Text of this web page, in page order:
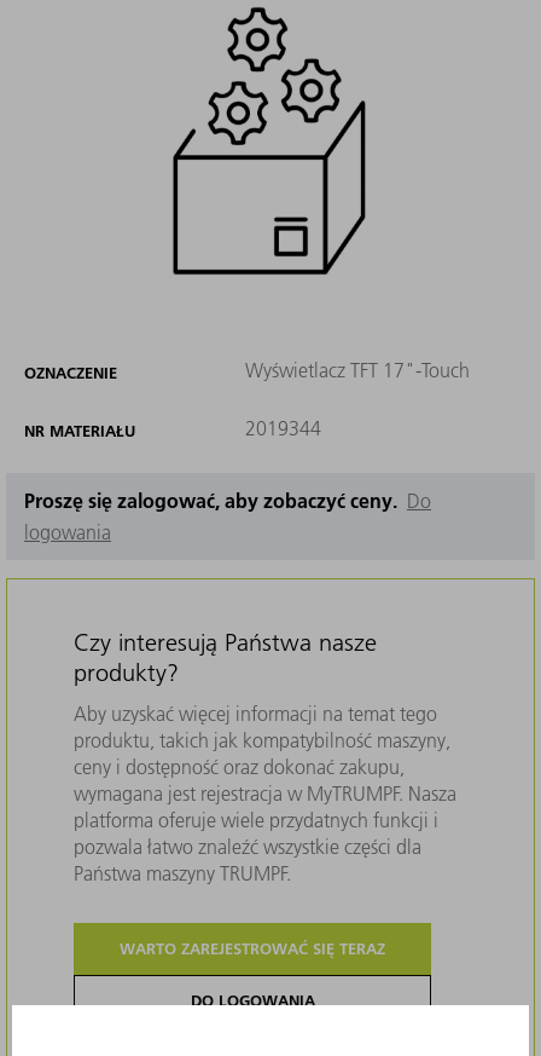
OZNACZENIE Wyświetlacz TFT 17"-Touch
NR MATERIAŁU 2019344
Proszę się zalogować, aby zobaczyć ceny. Do
logowania
Czy interesują Państwa nasze
produkty?
Aby uzyskać więcej informacji na temat tego
produktu, takich jak kompatybilność maszyny,
ceny i dostępność oraz dokonać zakupu,
wymagana jest rejestracja w MyTRUMPF. Nasza
platforma oferuje wiele przydatnych funkcji i
pozwala łatwo znaleźć wszystkie części dla
Państwa maszyny TRUMPF.
WARTO ZAREJESTROWAĆ SIĘ TERAZ
DO LOGOWANIA